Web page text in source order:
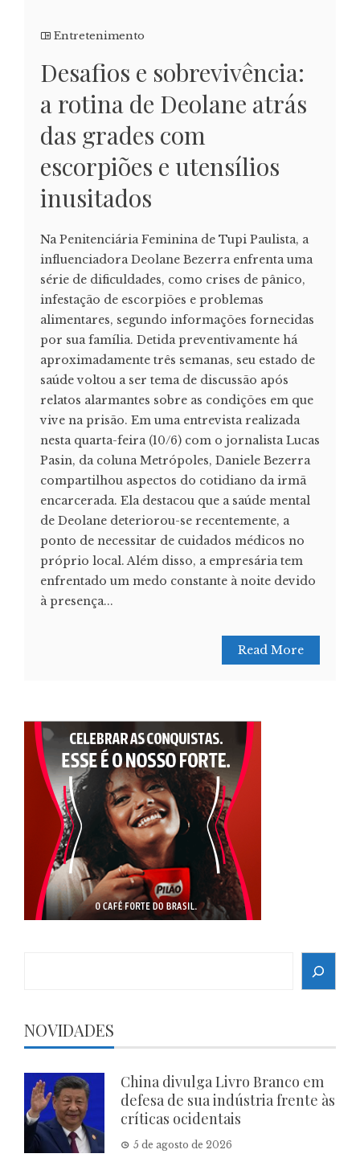
Entretenimento
Desafios e sobrevivência:
a rotina de Deolane atrás
das grades com
escorpiões e utensílios
inusitados
Na Penitenciária Feminina de Tupi Paulista, a
influenciadora Deolane Bezerra enfrenta uma
série de dificuldades, como crises de pânico,
infestação de escorpiões e problemas
alimentares, segundo informações fornecidas
por sua família. Detida preventivamente há
aproximadamente três semanas, seu estado de
saúde voltou a ser tema de discussão após
relatos alarmantes sobre as condições em que
vive na prisão. Em uma entrevista realizada
nesta quarta-feira (10/6) com o jornalista Lucas
Pasin, da coluna Metrópoles, Daniele Bezerra
compartilhou aspectos do cotidiano da irmã
encarcerada. Ela destacou que a saúde mental
de Deolane deteriorou-se recentemente, a
ponto de necessitar de cuidados médicos no
próprio local. Além disso, a empresária tem
enfrentado um medo constante à noite devido
à presença...
Read More
NOVIDADES
China divulga Livro Branco em
defesa de sua indústria frente às
críticas ocidentais
5 de agosto de 2026